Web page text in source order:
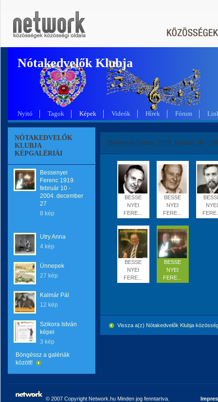
Nótakedvelők Klubja
Nyitó Tagok Képek Videók Hírek Fórum
NÓTAKEDVELŐK
KLUBJA
KÉPGALÉRIÁI
Bessenyei
Ferenc 1919.
február 10 -
2004. december
27
8 kép
Utry Anna
4 kép
Ünnepek
27 kép
Kalmár Pál
12 kép
Szikora István
képei
3 kép
Böngéssz a galériák
között!
Bessenyei Ferenc 1919. február 10 -
BESSE
NYEI
FERE...
BESSE
NYEI
FERE...
NYEI
BESSE
NYEI
FERE...
BESSE
NYEI
FERE...
Vissza a(z) Nótakedvelők Klubja
© 2007 Copyright Network.hu Minden jog fenntartva.